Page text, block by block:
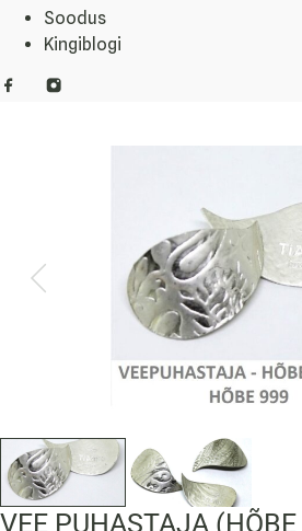
Soodus
Kingiblogi
VEE PUHASTAJA